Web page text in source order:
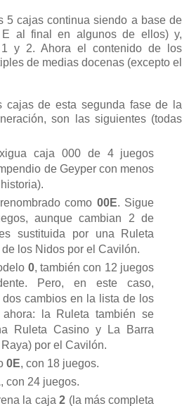
5 cajas continua siendo a base de
E al final en algunos de ellos) y,
1 y 2. Ahora el contenido de los
de medias docenas (excepto el
cajas de esta segunda fase de la
son las siguientes (todas
caja 000 de 4 juegos
de Geyper con menos
como 00E. Sigue
aunque cambian 2 de
sustituida por una Ruleta
los Nidos por el Cavilón.
0, también con 12 juegos
Pero, en este caso,
cambios en la lista de los
ahora: la Ruleta también se
Ruleta Casino y La Barra
por el Cavilón.
0E, con 18 juegos.
, con 24 juegos.
la caja2 (la más completa